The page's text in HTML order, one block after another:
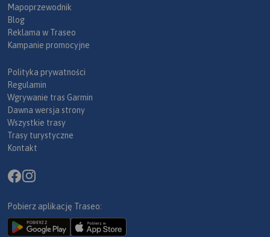
Mapoprzewodnik
Blog
Reklama w Traseo
Kampanie promocyjne
Polityka prywatności
Regulamin
Wgrywanie tras Garmin
Dawna wersja strony
Wszystkie trasy
Trasy turystyczne
Kontakt
Pobierz aplikację Traseo: